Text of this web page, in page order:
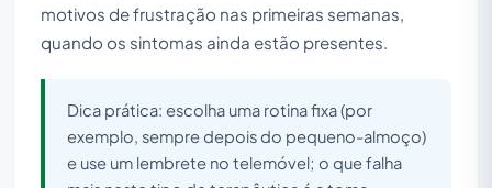
motivos de frustração nas primeiras semanas,
quando os sintomas ainda estão presentes.
Dica prática: escolha uma rotina fixa (por
exemplo, sempre depois do pequeno-almoço)
e use um lembrete no telemóvel; o que falha